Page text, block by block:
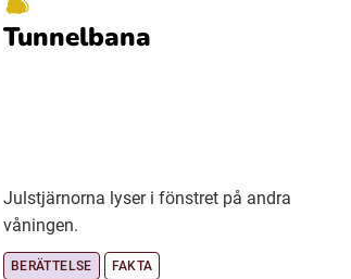
Tunnelbana
Julstjärnorna lyser i fönstret på andra
våningen.
BERÄTTELSE FAKTA